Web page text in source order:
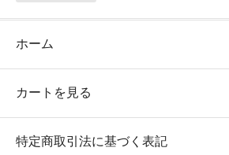
ホーム
カートを見る
特定商取引法に基づく表記